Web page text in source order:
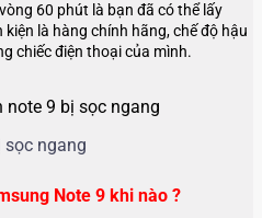
60 phút là bạn đã có thể lấy
là hàng chính hãng, chế độ hậu
chiếc điện thoại của mình.
sọc ngang
Note 9 khi nào ?